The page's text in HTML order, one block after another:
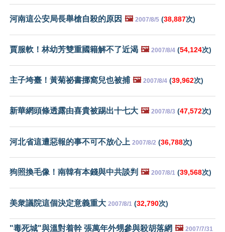
河南這公安局長舉槍自殺的原因 🖼️ 2007/8/5 (38,887次)
賈服軟！林幼芳雙重國籍解不了近渴 🖼️ 2007/8/4 (54,124次)
主子垮臺！黃菊祕書挪窩兒也被捕 🖼️ 2007/8/4 (39,962次)
新華網頭條透露由喜貴被踢出十七大 🖼️ 2007/8/3 (47,572次)
河北省這遭惡報的事不可不放心上 2007/8/2 (36,788次)
狗照換毛像！南韓有本錢與中共談判 🖼️ 2007/8/1 (39,568次)
美衆議院這個決定意義重大 2007/8/1 (32,790次)
"毒死城"與溫對着幹 張萬年外甥參與殺胡落網 🖼️ 2007/7/31